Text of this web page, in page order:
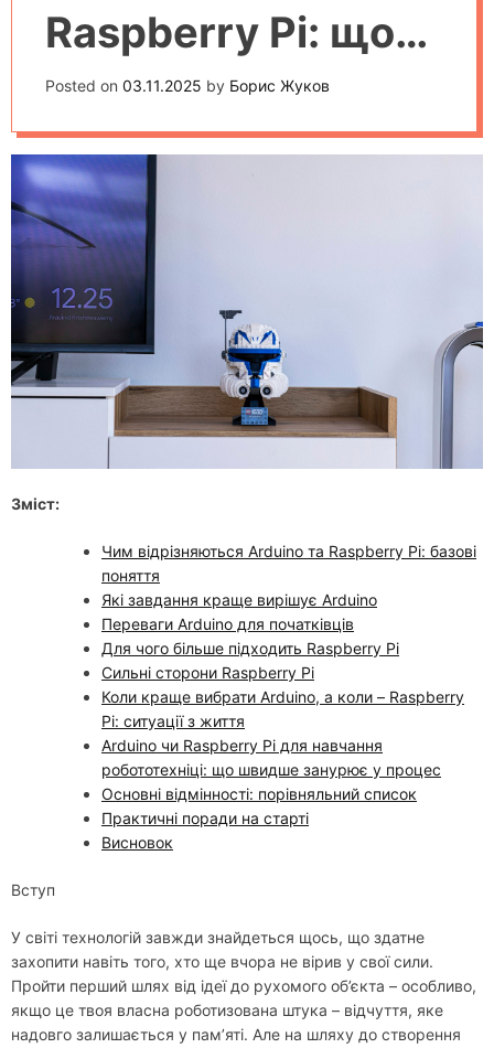
Raspberry Pi: що
краще для
початківців у
робототехніці?
Posted on 03.11.2025 by Борис Жуков
Зміст:
Чим відрізняються Arduino та Raspberry Pi: базові
поняття
Які завдання краще вирішує Arduino
Переваги Arduino для початківців
Для чого більше підходить Raspberry Pi
Сильні сторони Raspberry Pi
Коли краще вибрати Arduino, а коли – Raspberry
Pi: ситуації з життя
Arduino чи Raspberry Pi для навчання
робототехніці: що швидше занурює у процес
Основні відмінності: порівняльний список
Практичні поради на старті
Висновок
Вступ
У світі технологій завжди знайдеться щось, що здатне
захопити навіть того, хто ще вчора не вірив у свої сили.
Пройти перший шлях від ідеї до рухомого об’єкта – особливо,
якщо це твоя власна роботизована штука – відчуття, яке
надовго залишається у пам’яті. Але на шляху до створення